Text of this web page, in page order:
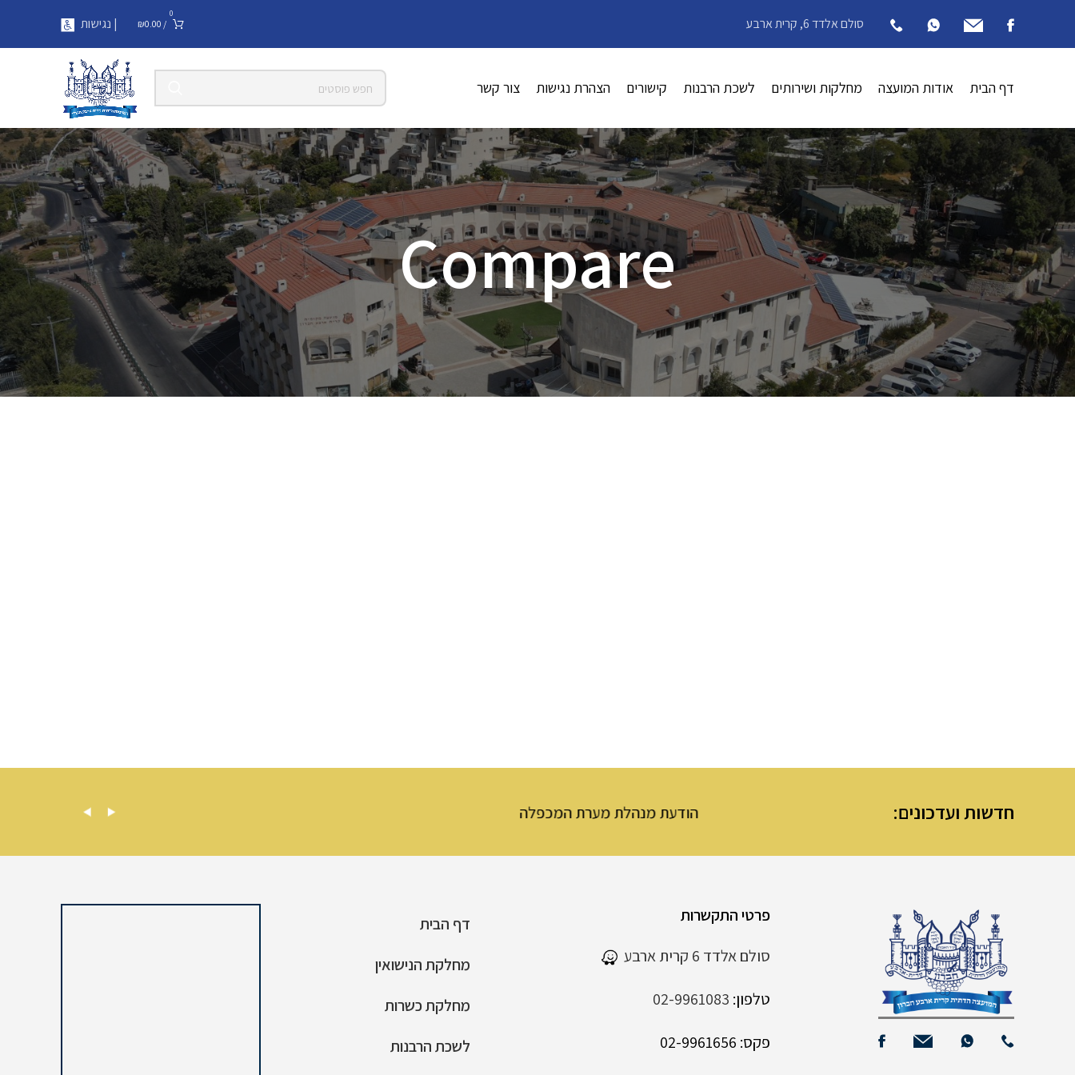
סולם אלדד 6, קרית ארבע
0
/
₪0.00 | נגישות
דף הבית אודות המועצה מחלקות ושירותים לשכת הרבנות קישורים הצהרת נגישות צור קשר
Compare
חדשות ועדכונים: הודעת מנהלת מערת המכפלה
דף הבית
מחלקת הנישואין
מחלקת כשרות
לשכת הרבנות
פרטי התקשרות
סולם אלדד 6 קרית ארבע
טלפון: 02-9961083
פקס: 02-9961656